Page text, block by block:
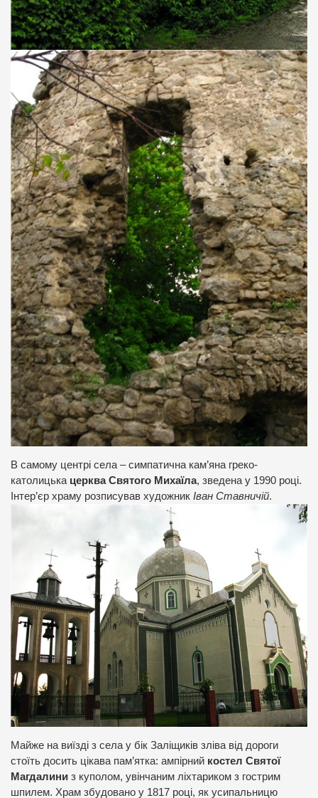
В самому центрі села – симпатична кам’яна греко-
католицька церква Святого Михаїла, зведена у 1990 році.
Інтер’єр храму розписував художник Іван Ставничій.
Майже на виїзді з села у бік Заліщиків зліва від дороги
стоїть досить цікава пам’ятка: ампірний костел Святої
Магдалини з куполом, увінчаним ліхтариком з гострим
шпилем. Храм збудовано у 1817 році, як усипальницю